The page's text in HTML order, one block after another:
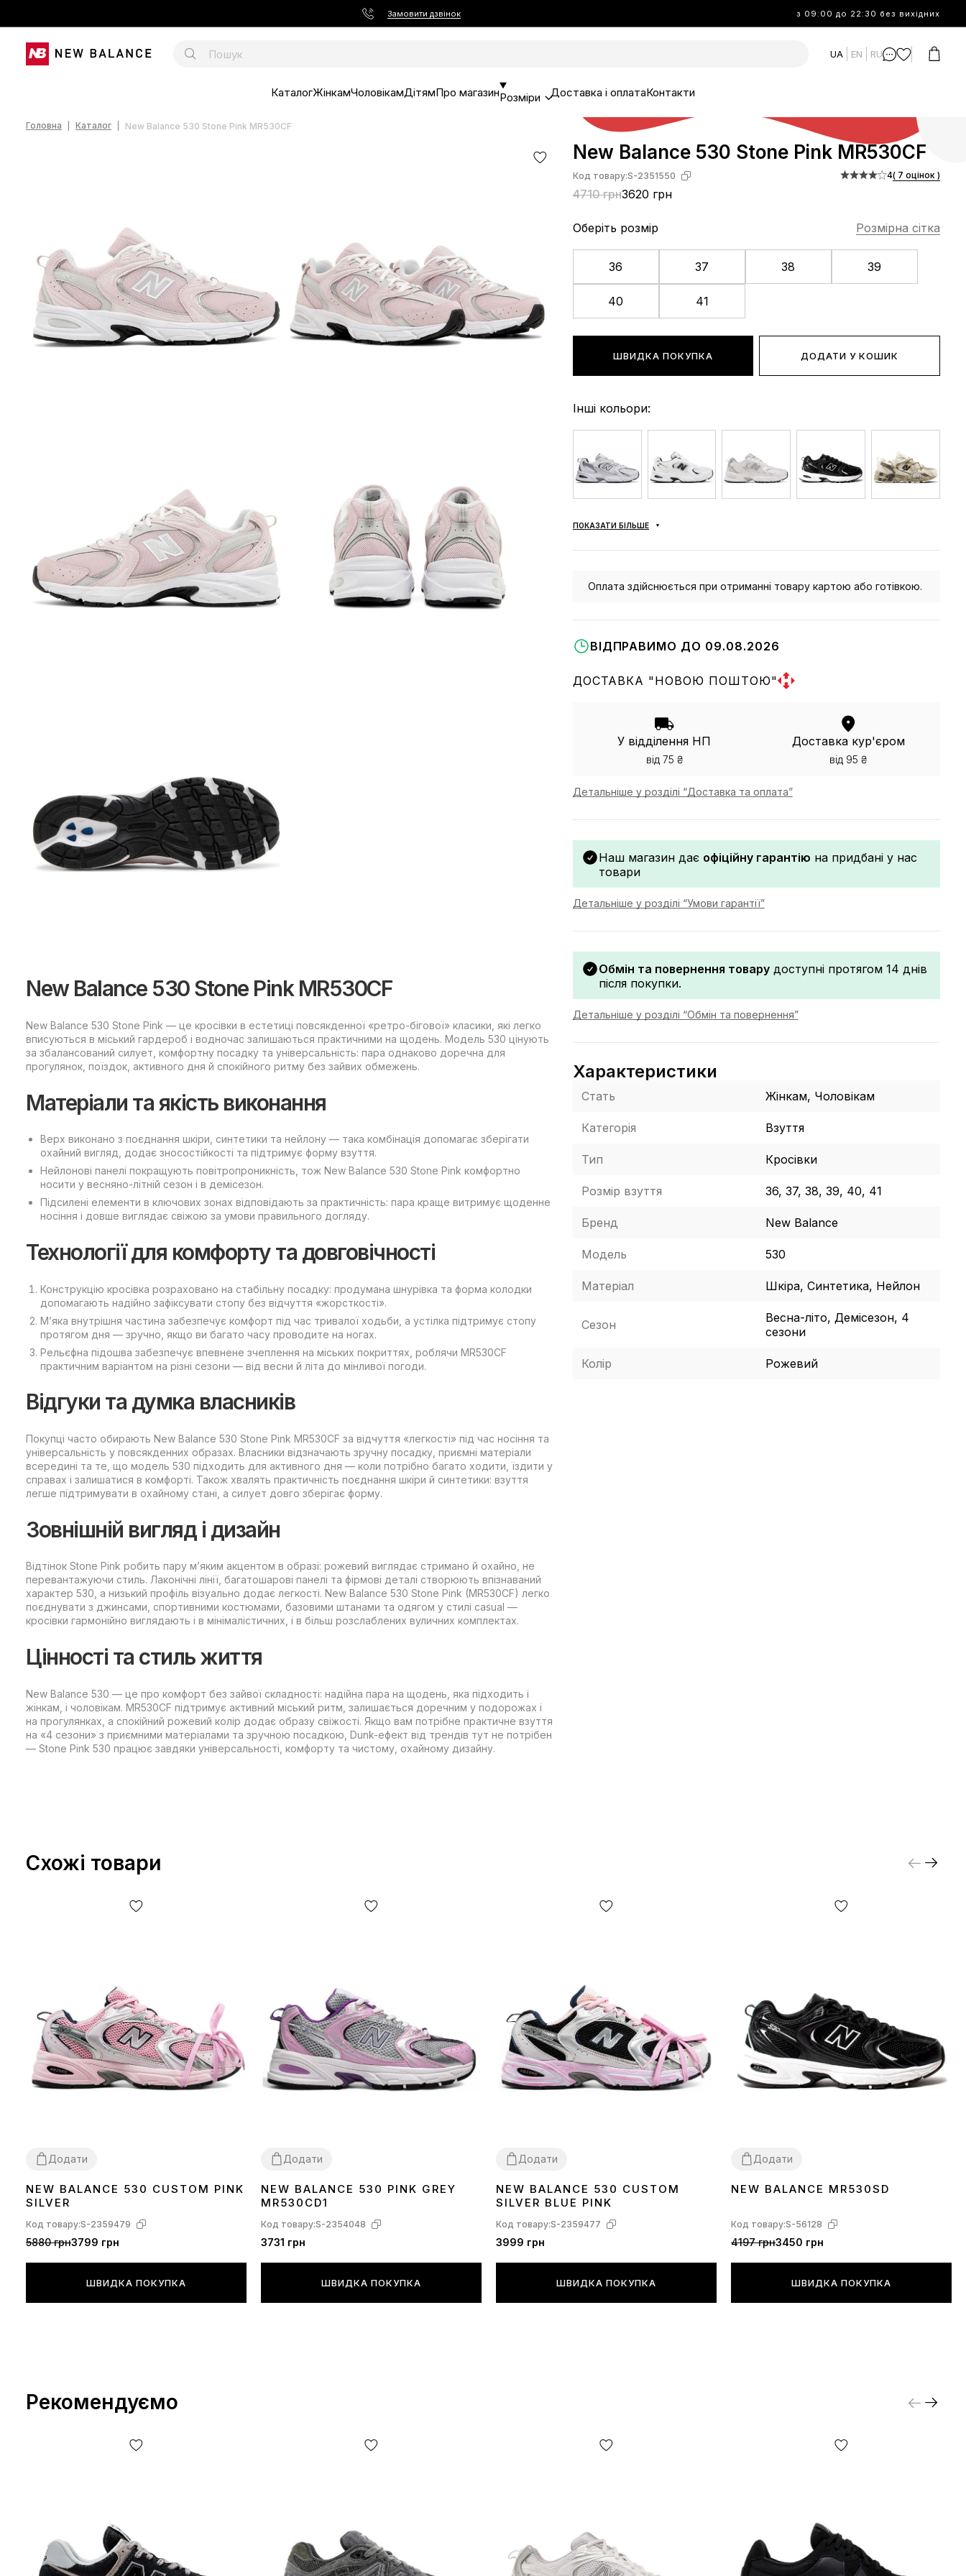
Замовити дзвінок з 09:00 до 22:30 без вихідних
UA EN RU
КаталогЖінкамЧоловікамДітямПро магазинРозміри Доставка і оплатаКонтакти
Головна Каталог New Balance 530 Stone Pink MR530CF
New Balance 530 Stone Pink MR530CF
New Balance 530 Stone Pink — це кросівки в естетиці повсякденної «ретро-бігової» класики, які легко
вписуються в міський гардероб і водночас залишаються практичними на щодень. Модель 530 цінують
за збалансований силует, комфортну посадку та універсальність: пара однаково доречна для
прогулянок, поїздок, активного дня й спокійного ритму без зайвих обмежень.
Матеріали та якість виконання
Верх виконано з поєднання шкіри, синтетики та нейлону — така комбінація допомагає зберігати
охайний вигляд, додає зносостійкості та підтримує форму взуття.
Нейлонові панелі покращують повітропроникність, тож New Balance 530 Stone Pink комфортно
носити у весняно-літній сезон і в демісезон.
Підсилені елементи в ключових зонах відповідають за практичність: пара краще витримує щоденне
носіння і довше виглядає свіжою за умови правильного догляду.
Технології для комфорту та довговічності
Конструкцію кросівка розраховано на стабільну посадку: продумана шнурівка та форма колодки
допомагають надійно зафіксувати стопу без відчуття «жорсткості».
М’яка внутрішня частина забезпечує комфорт під час тривалої ходьби, а устілка підтримує стопу
протягом дня — зручно, якщо ви багато часу проводите на ногах.
Рельєфна підошва забезпечує впевнене зчеплення на міських покриттях, роблячи MR530CF
практичним варіантом на різні сезони — від весни й літа до мінливої погоди.
Відгуки та думка власників
Покупці часто обирають New Balance 530 Stone Pink MR530CF за відчуття «легкості» під час носіння та
універсальність у повсякденних образах. Власники відзначають зручну посадку, приємні матеріали
всередині та те, що модель 530 підходить для активного дня — коли потрібно багато ходити, їздити у
справах і залишатися в комфорті. Також хвалять практичність поєднання шкіри й синтетики: взуття
легше підтримувати в охайному стані, а силует довго зберігає форму.
Зовнішній вигляд і дизайн
Відтінок Stone Pink робить пару м’яким акцентом в образі: рожевий виглядає стримано й охайно, не
перевантажуючи стиль. Лаконічні лінії, багатошарові панелі та фірмові деталі створюють впізнаваний
характер 530, а низький профіль візуально додає легкості. New Balance 530 Stone Pink (MR530CF) легко
поєднувати з джинсами, спортивними костюмами, базовими штанами та одягом у стилі casual —
кросівки гармонійно виглядають і в мінімалістичних, і в більш розслаблених вуличних комплектах.
Цінності та стиль життя
New Balance 530 — це про комфорт без зайвої складності: надійна пара на щодень, яка підходить і
жінкам, і чоловікам. MR530CF підтримує активний міський ритм, залишається доречним у подорожах і
на прогулянках, а спокійний рожевий колір додає образу свіжості. Якщо вам потрібне практичне взуття
на «4 сезони» з приємними матеріалами та зручною посадкою, Dunk-ефект від трендів тут не потрібен
— Stone Pink 530 працює завдяки універсальності, комфорту та чистому, охайному дизайну.
New Balance 530 Stone Pink MR530CF
Код товару:S-2351550
4710 грн3620 грн
4( 7 оцінок )
Оберіть розмір Розмірна сітка
36 37 38 39
40 41
ШВИДКА ПОКУПКА ДОДАТИ У КОШИК
Інші кольори:
ПОКАЗАТИ БІЛЬШЕ
Оплата здійснюється при отриманні товару картою або готівкою.
ВІДПРАВИМО ДО 09.08.2026
ДОСТАВКА "НОВОЮ ПОШТОЮ"
У відділення НП
від 75 ₴
Доставка кур'єром
від 95 ₴
Детальніше у розділі “Доставка та оплата”
Наш магазин дає офіційну гарантію на придбані у нас
товари
Детальніше у розділі “Умови гарантії”
Обмін та повернення товарудоступні протягом 14 днів
після покупки.
Детальніше у розділі “Обмін та повернення”
Характеристики
Стать Жінкам, Чоловікам
Категорія Взуття
Тип Кросівки
Розмір взуття 36, 37, 38, 39, 40, 41
Бренд New Balance
Модель 530
Матеріал Шкіра, Синтетика, Нейлон
Сезон
Весна-літо, Демісезон, 4
сезони
Колір Рожевий
Схожі товари
Додати
3637 383941
NEW BALANCE 530 CUSTOM PINK
SILVER
Код товару:S-2359479
5880 грн3799 грн
ШВИДКА ПОКУПКА
Додати
3637 3840
NEW BALANCE 530 PINK GREY
MR530CD1
Код товару:S-2354048
3731 грн
ШВИДКА ПОКУПКА
Додати
3638 394041
NEW BALANCE 530 CUSTOM
SILVER BLUE PINK
Код товару:S-2359477
3999 грн
ШВИДКА ПОКУПКА
Додати
3637 3839404142 434445
NEW BALANCE MR530SD
Код товару:S-56128
4197 грн3450 грн
ШВИДКА ПОКУПКА
Рекомендуємо